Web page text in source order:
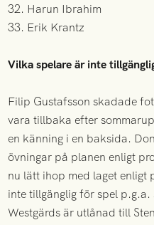
32. Harun Ibrahim
33. Erik Krantz
Vilka spelare är inte
Filip Gustafsson skadade
vara tillbaka efter
en känning i en baksida.
övningar på planen enligt
nu lätt ihop med laget enligt
inte tillgänglig för spel
Westgärds är utlånad till